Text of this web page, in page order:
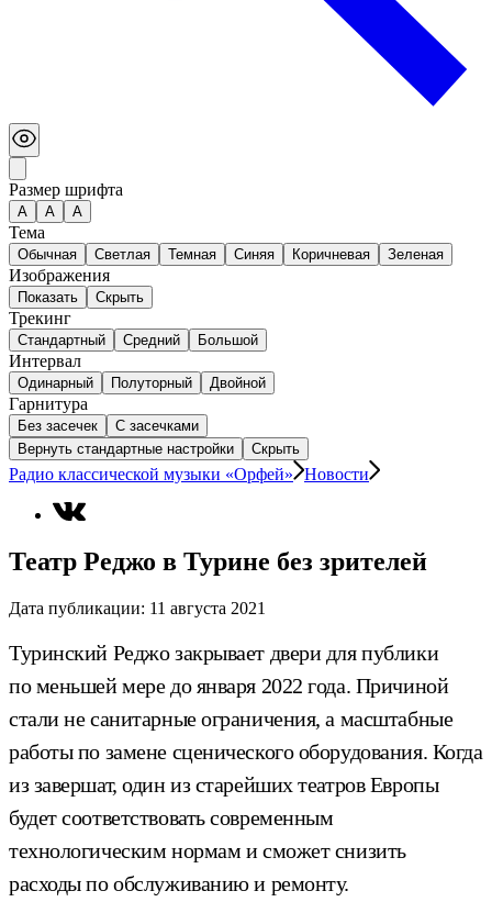
Размер шрифта
А A A
Тема
Обычная Светлая Темная Синяя Коричневая Зеленая
Изображения
Показать Скрыть
Трекинг
Стандартный Средний Большой
Интервал
Одинарный Полуторный Двойной
Гарнитура
Без засечек
С засечками
Вернуть стандартные настройки
Скрыть
Радио классической музыки «Орфей» Новости
Театр Реджо в Турине без зрителей
Дата публикации: 11 августа 2021
Туринский Реджо закрывает двери для публики
по меньшей мере до января 2022 года. Причиной
стали не санитарные ограничения, а масштабные
работы по замене сценического оборудования. Когда
из завершат, один из старейших театров Европы
будет соответствовать современным
технологическим нормам и сможет снизить
расходы по обслуживанию и ремонту.